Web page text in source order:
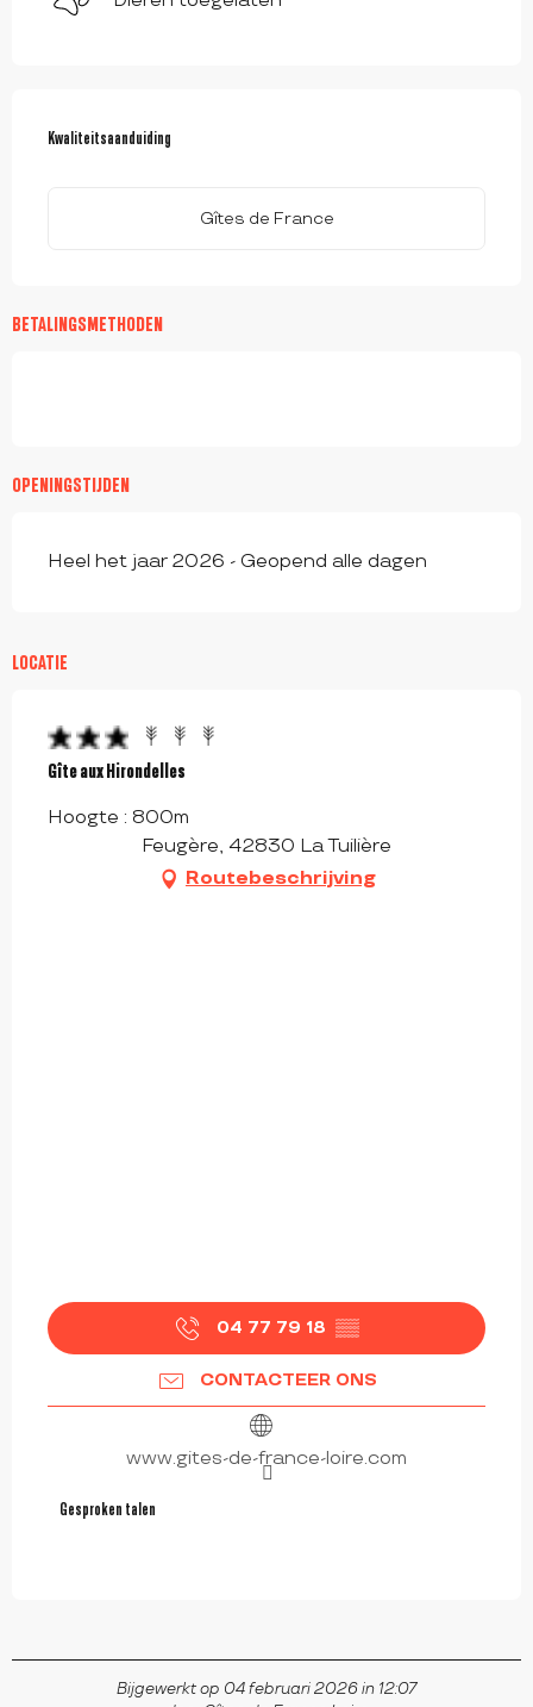
Kwaliteitsaanduiding
Kwaliteitsaanduiding
Gîtes de France
BETALINGSMETHODEN
OPENINGSTIJDEN
Heel het jaar 2026 - Geopend alle dagen
LOCATIE
Gîte aux Hirondelles
Hoogte : 800m
Feugère, 42830 La Tuilière
Routebeschrijving
04 77 79 18 ▒▒
CONTACTEER ONS
www.gites-de-france-loire.com
Gesproken talen
Gesproken talen
Bijgewerkt op 04 februari 2026 in 12:07